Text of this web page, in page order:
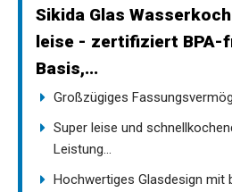
Sikida Glas
leise - zertifiziert BPA-
Basis,...
Großzügiges
Super leise und
Leistung...
Hochwertiges Glasdesign mit